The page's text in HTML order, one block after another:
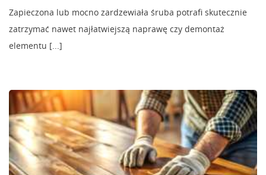
Zapieczona lub mocno zardzewiała śruba potrafi skutecznie
zatrzymać nawet najłatwiejszą naprawę czy demontaż
elementu [...]